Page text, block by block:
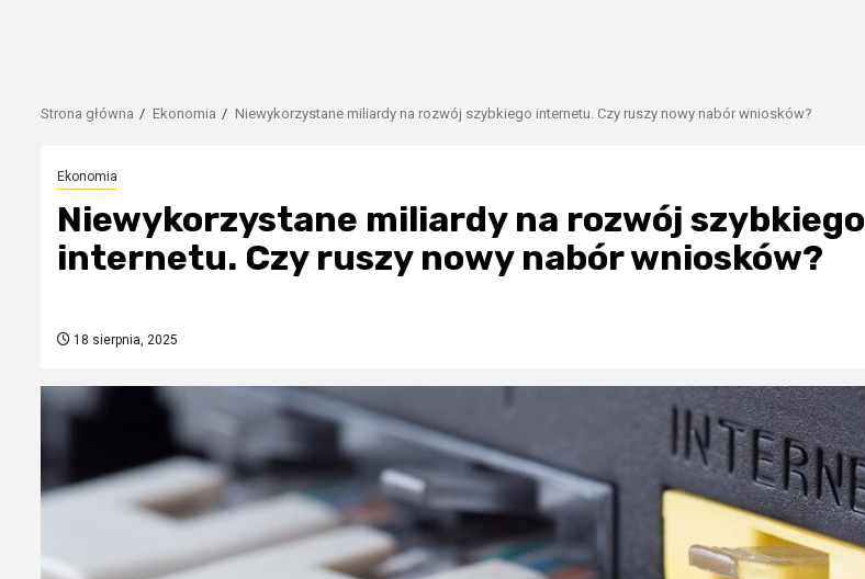
Strona główna Ekonomia Niewykorzystane miliardy na rozwój szybkiego internetu. Czy ruszy nowy nabór wniosków?
Ekonomia
Niewykorzystane miliardy na rozwój szybkiego
internetu. Czy ruszy nowy nabór wniosków?
18 sierpnia, 2025